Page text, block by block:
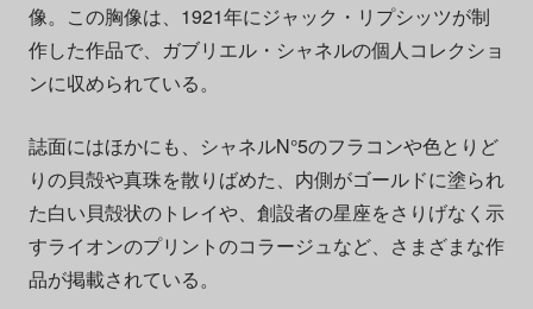
像。この胸像は、1921年にジャック・リプシッツが制
作した作品で、ガブリエル・シャネルの個人コレクショ
ンに収められている。
誌面にはほかにも、シャネルN°5のフラコンや色とりど
りの貝殻や真珠を散りばめた、内側がゴールドに塗られ
た白い貝殻状のトレイや、創設者の星座をさりげなく示
すライオンのプリントのコラージュなど、さまざまな作
品が掲載されている。